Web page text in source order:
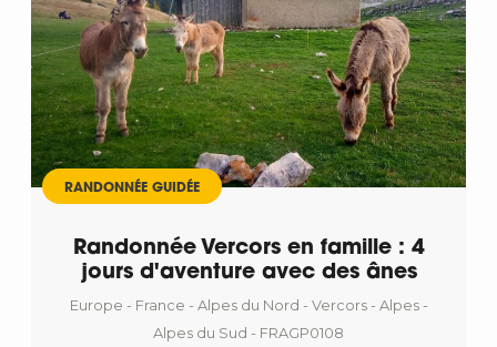
RANDONNÉE GUIDÉE
Randonnée Vercors en famille : 4
jours d'aventure avec des ânes
Europe - France - Alpes du Nord - Vercors - Alpes -
Alpes du Sud - FRAGP0108